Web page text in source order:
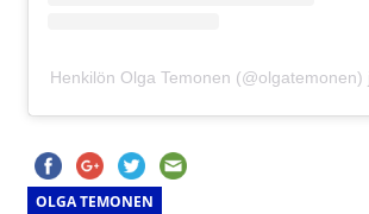
Henkilön Olga Temonen (@olgatemonen)
OLGA TEMONEN